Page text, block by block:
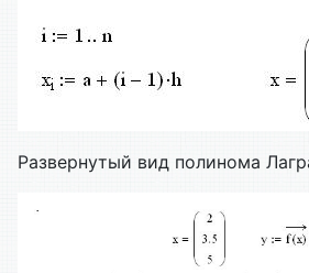
Развернутый вид полинома